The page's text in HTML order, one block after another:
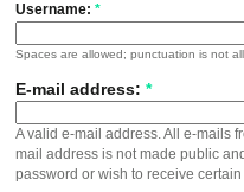
Username: *
Spaces are allowed; punctuation is not
E-mail address: *
A valid e-mail address. All e-mails
mail address is not made public
password or wish to receive